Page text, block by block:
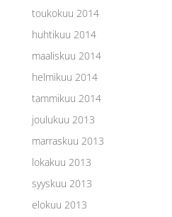
toukokuu 2014
huhtikuu 2014
maaliskuu 2014
helmikuu 2014
tammikuu 2014
joulukuu 2013
marraskuu 2013
lokakuu 2013
syyskuu 2013
elokuu 2013